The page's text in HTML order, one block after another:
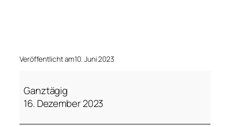
Veröffentlicht am10. Juni 2023
eGanztägig
16. Dezember 2023